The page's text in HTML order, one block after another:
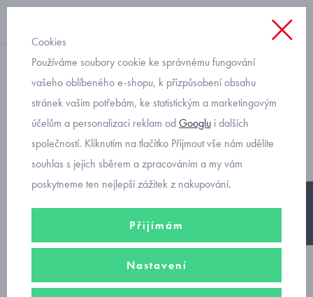
větrovky
jarní bundička pro holčičku
Mayoral 1412-72
Cookies
Používáme soubory cookie ke správnému fungování
vašeho oblíbeného e-shopu, k přizpůsobení obsahu
stránek vašim potřebám, ke statistickým a marketingovým
účelům a personalizaci reklam odGooglu i dalších
společností. Kliknutím na tlačítko Přijmout vše nám udělíte
souhlas s jejich sběrem a zpracováním a my vám
poskytneme ten nejlepší zážitek z nakupování.
Přijímám
Nastavení